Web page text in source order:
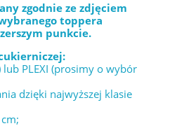
zgodnie ze zdjęciem
toppera
punkcie.
PLEXI (prosimy o wybór
dzięki najwyższej klasie